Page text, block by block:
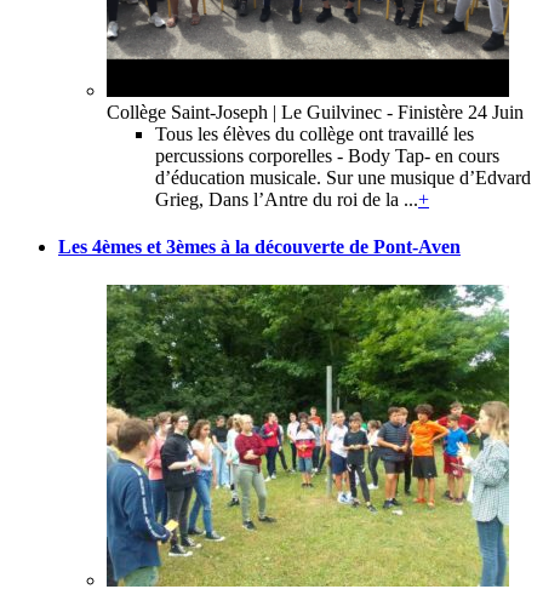
Collège Saint-Joseph | Le Guilvinec - Finistère 24 Juin
Tous les élèves du collège ont travaillé les
percussions corporelles - Body Tap- en cours
d’éducation musicale. Sur une musique d’Edvard
Grieg, Dans l’Antre du roi de la ...+
Les 4èmes et 3èmes à la découverte de Pont-Aven